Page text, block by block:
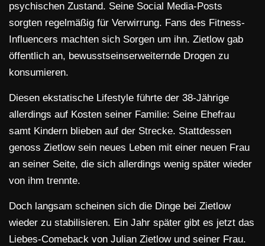
psychischen Zustand. Seine Social Media-Posts
sorgten regelmäßig für Verwirrung. Fans des Fitness-
Influencers machten sich Sorgen um ihn. Zietlow gab
öffentlich an, bewusstseinserweiternde Drogen zu
konsumieren.
Diesen ekstatische Lifestyle führte der 38-Jährige
allerdings auf Kosten seiner Familie: Seine Ehefrau
samt Kindern blieben auf der Strecke. Stattdessen
genoss Zietlow sein neues Leben mit einer neuen Frau
an seiner Seite, die sich allerdings wenig später wieder
von ihm trennte.
Doch langsam scheinen sich die Dinge bei Zietlow
wieder zu stabilisieren. Ein Jahr später gibt es jetzt das
Liebes-Comeback von Julian Zietlow und seiner Frau.